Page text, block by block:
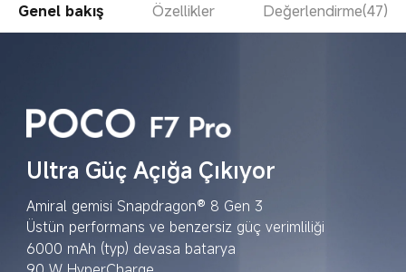
Genel bakış Özellikler Değerlendirme(47)
Ultra Güç Açığa Çıkıyor
Amiral gemisi Snapdragon® 8 Gen 3
Üstün performans ve benzersiz güç verimliliği
6000 mAh (typ) devasa batarya